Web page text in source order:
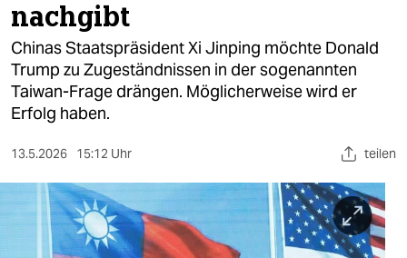
gesellschaft
kultur
sport
berlin
nord
wahrheit
nachgibt
Chinas Staatspräsident Xi Jinping möchte Donald
Trump zu Zugeständnissen in der sogenannten
Taiwan-Frage drängen. Möglicherweise wird er
Erfolg haben.
13.5.2026 15:12 Uhr teilen